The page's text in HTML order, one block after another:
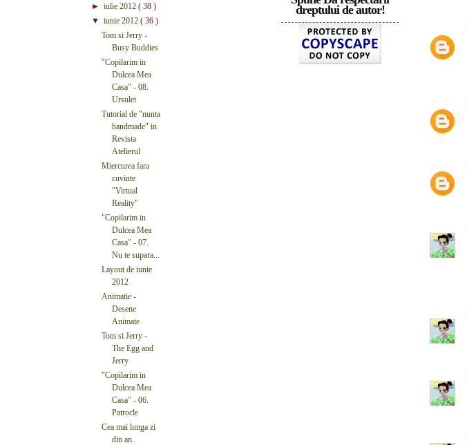
dreptului de autor!
► iulie 2012 ( 38 )
▼ iunie 2012 ( 36 )
Tom si Jerry -
Busy Buddies
"Copilarim in
Dulcea Mea
Casa" - 08.
Ursulet
Tutorial de "nunta
handmade" in
Revista
Atelierul
Miercurea fara
cuvinte
"Virtual
Reality"
"Copilarim in
Dulcea Mea
Casa" - 07.
Nu te supara...
Layout de iunie
2012
Animatie -
Desene
Animate
Tom si Jerry -
The Egg and
Jerry
"Copilarim in
Dulcea Mea
Casa" - 06.
Patrocle
Cea mai lunga zi
din an..